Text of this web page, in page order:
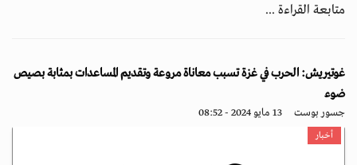
متابعة القراءة ...
غوتيريش: الحرب في غزة تسبب معاناة مروعة وتقديم المساعدات بمثابة بصيص
ضوء
جسور بوست 13 مايو 2024 - 08:52
أخبار